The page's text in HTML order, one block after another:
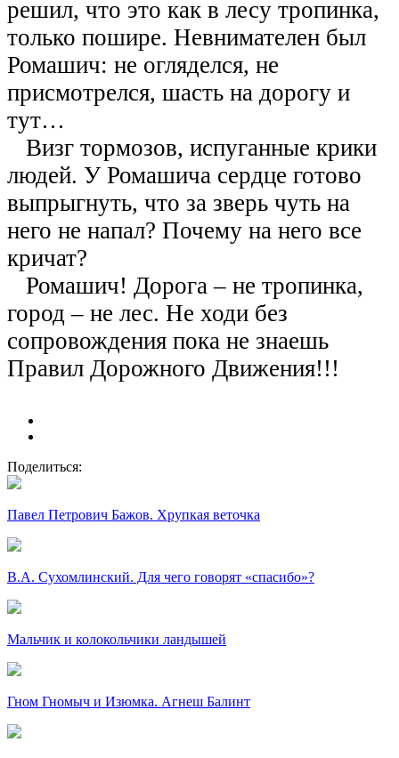
решил, что это как в лесу тропинка,
только пошире. Невнимателен был
Ромашич: не огляделся, не
присмотрелся, шасть на дорогу и
тут…
Визг тормозов, испуганные крики
людей. У Ромашича сердце готово
выпрыгнуть, что за зверь чуть на
него не напал? Почему на него все
кричат?
Ромашич! Дорога – не тропинка,
город – не лес. Не ходи без
сопровождения пока не знаешь
Правил Дорожного Движения!!!
Поделиться:
Павел Петрович Бажов. Хрупкая веточка
В.А. Сухомлинский. Для чего говорят «спасибо»?
Мальчик и колокольчики ландышей
Гном Гномыч и Изюмка. Агнеш Балинт